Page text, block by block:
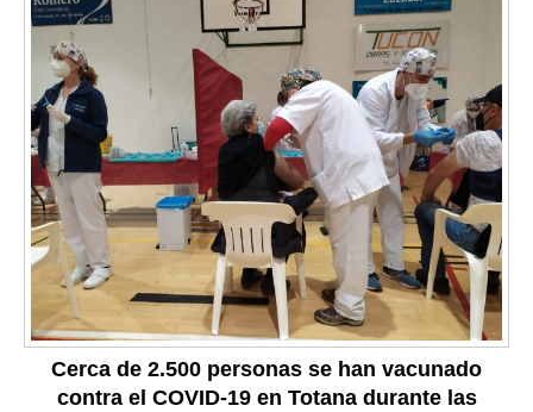
Cerca de 2.500 personas se han vacunado
contra el COVID-19 en Totana durante las